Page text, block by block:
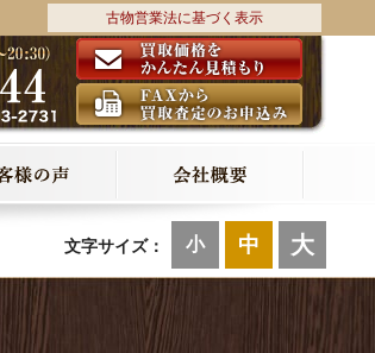
古物営業法に基づく表示
文字サイズ： 小 中 大